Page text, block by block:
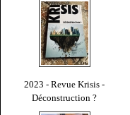
2023 - Revue Krisis -
Déconstruction ?